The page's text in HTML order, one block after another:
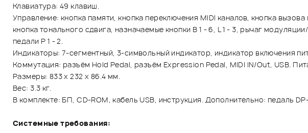
Клавиатура: 49 клавиш.
Управление: кнопка памяти, кнопка переключения MIDI каналов, кнопка
кнопка тонального сдвига, назначаемые кнопки B 1 - 6, L 1 - 3, рычаг
педали Р 1 - 2.
Индикаторы: 7-сегментный, 3-символьный индикатор, индикатор включения
Коммутация: разъём Hold Pedal, разъём Expression Pedal, MIDI IN/Out, USB.
Размеры: 833 x 232 x 86.4 мм.
Вес: 3.3 кг.
В комплекте: БП, CD-ROM, кабель USB, инструкция. Дополнительно: педаль
Системные требования: